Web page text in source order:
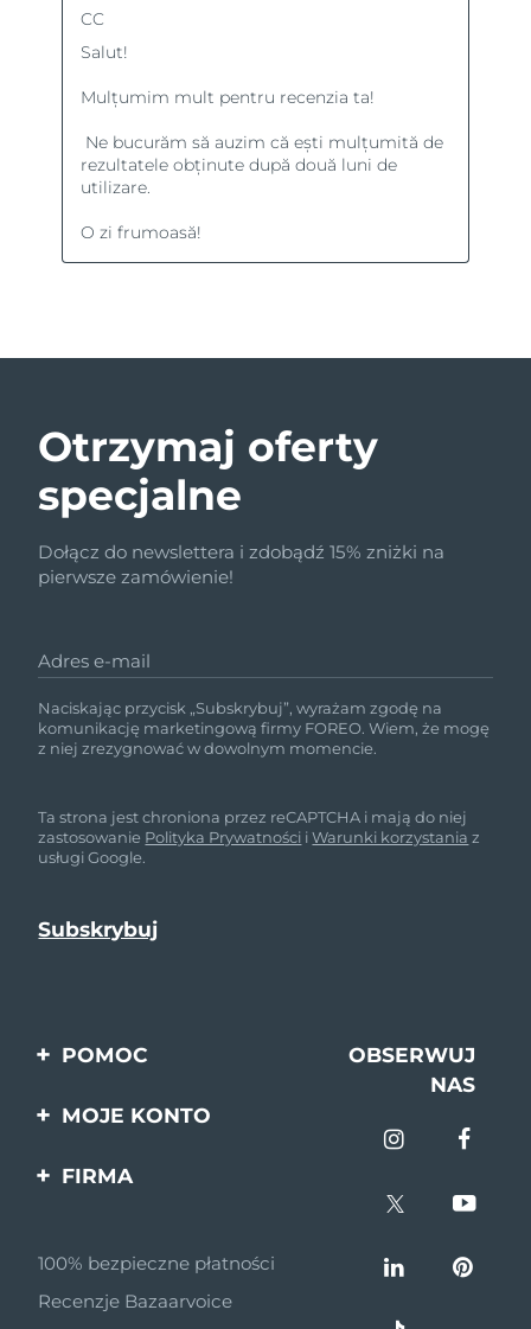
Otrzymaj oferty
specjalne
Dołącz do newslettera i zdobądź 15% zniżki na
pierwsze zamówienie!
Adres e-mail
Naciskając przycisk „Subskrybuj”, wyrażam zgodę na
komunikację marketingową firmy FOREO. Wiem, że mogę
z niej zrezygnować w dowolnym momencie.
Ta strona jest chroniona przez reCAPTCHA i mają do niej
zastosowanie Polityka Prywatności iWarunki korzystania z
usługi Google.
POMOC
Kontakt
OBSERWUJ
NAS
MOJE KONTO
FIRMA
Program partnerski
Wiadomości
100% bezpieczne płatności
Recenzje Bazaarvoice